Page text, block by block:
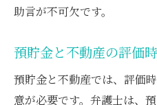
助言が不可欠です。
預貯金と不動産の評価
預貯金と不動産では、評価
意が必要です。弁護士は、